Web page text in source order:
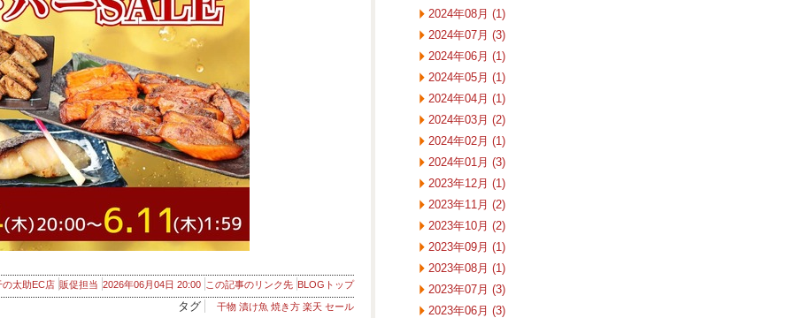
の太助EC店 販促担当 2026年06月04日 20:00 この記事のリンク先 BLOGトップ
タグ 干物 漬け魚 焼き方 楽天 セール
2024年08月 (1)
2024年07月 (3)
2024年06月 (1)
2024年05月 (1)
2024年04月 (1)
2024年03月 (2)
2024年02月 (1)
2024年01月 (3)
2023年12月 (1)
2023年11月 (2)
2023年10月 (2)
2023年09月 (1)
2023年08月 (1)
2023年07月 (3)
2023年06月 (3)